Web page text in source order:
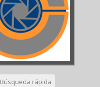
Búsqueda rápida